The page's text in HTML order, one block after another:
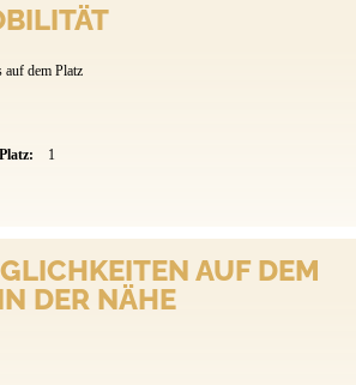
dem Platz
1
AUF DEM
DER NÄHE